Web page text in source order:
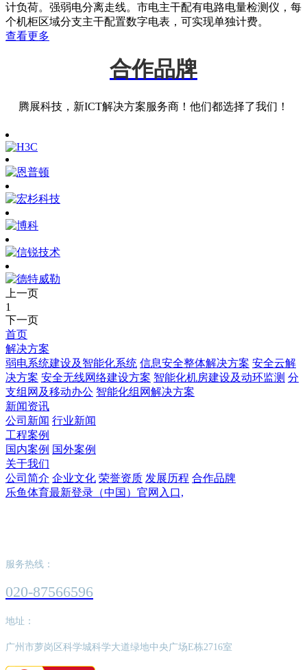
计负荷。强弱电分离走线。市电主干配有电路电量检测仪，每
个机柜区域分支主干配置数字电表，可实现单独计费。
查看更多
合作品牌
腾展科技，新ICT解决方案服务商！他们都选择了我们！
上一页
1
下一页
首页
解决方案
弱电系统建设及智能化系统 信息安全整体解决方案 安全云解
决方案 安全无线网络建设方案 智能化机房建设及动环监测 分
支组网及移动办公 智能化组网解决方案
新闻资讯
公司新闻 行业新闻
工程案例
国内案例 国外案例
关于我们
公司简介 企业文化 荣誉资质 发展历程 合作品牌
乐鱼体育最新登录（中国）官网入口,
服务热线：
020-87566596
地址：
广州市萝岗区科学城科学大道绿地中央广场E栋2716室